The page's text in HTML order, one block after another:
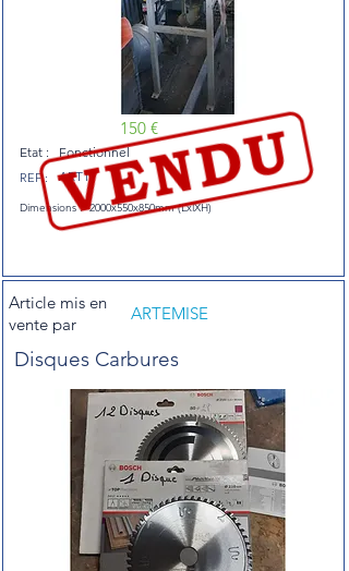
150 €
Etat : Fonctionnel
REF : ART11
Dimensions : 2000x550x850mm (LxlXH)
Article mis en
vente par
ARTEMISE
Disques Carbures